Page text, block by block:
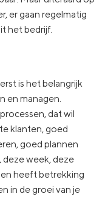
er gaan regelmatig
het bedrijf.
is het belangrijk
en managen.
dat wil
klanten, goed
goed plannen
week, deze
heeft betrekking
in de groei van je